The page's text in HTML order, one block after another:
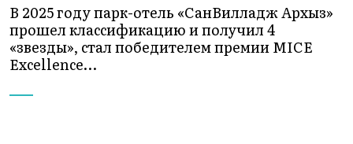
В 2025 году парк-отель «СанВилладж Архыз»
прошел классификацию и получил 4
«звезды», стал победителем премии MICE
Excellence…